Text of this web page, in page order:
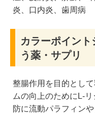
炎、口内炎、歯周病
カラーポイン
う薬・サプリ
整腸作用を目的とし
ムの向上のためにL-
防に流動パラフィン